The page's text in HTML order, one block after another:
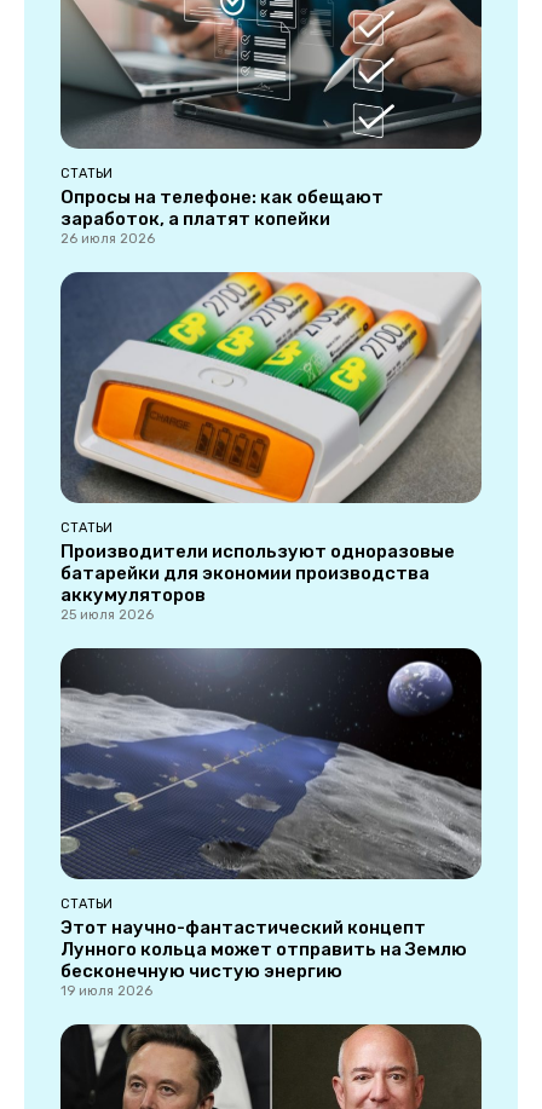
СТАТЬИ
Опросы на телефоне: как обещают
заработок, а платят копейки
26 июля 2026
СТАТЬИ
Производители используют одноразовые
батарейки для экономии производства
аккумуляторов
25 июля 2026
СТАТЬИ
Этот научно-фантастический концепт
Лунного кольца может отправить на Землю
бесконечную чистую энергию
19 июля 2026